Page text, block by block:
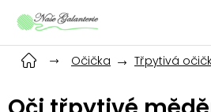
Očička
Třpytivá